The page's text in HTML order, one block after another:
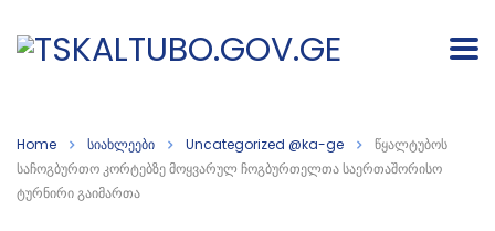
Home სიახლეები Uncategorized @ka-ge
წყალტუბოს
საჩოგბურთო კორტებზე მოყვარულ ჩოგბურთელთა საერთაშორისო
ტურნირი გაიმართა